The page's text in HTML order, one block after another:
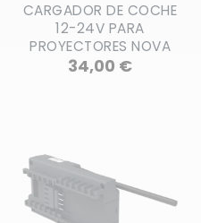
CARGADOR DE COCHE
12-24V PARA
PROYECTORES NOVA
34,00 €Precio